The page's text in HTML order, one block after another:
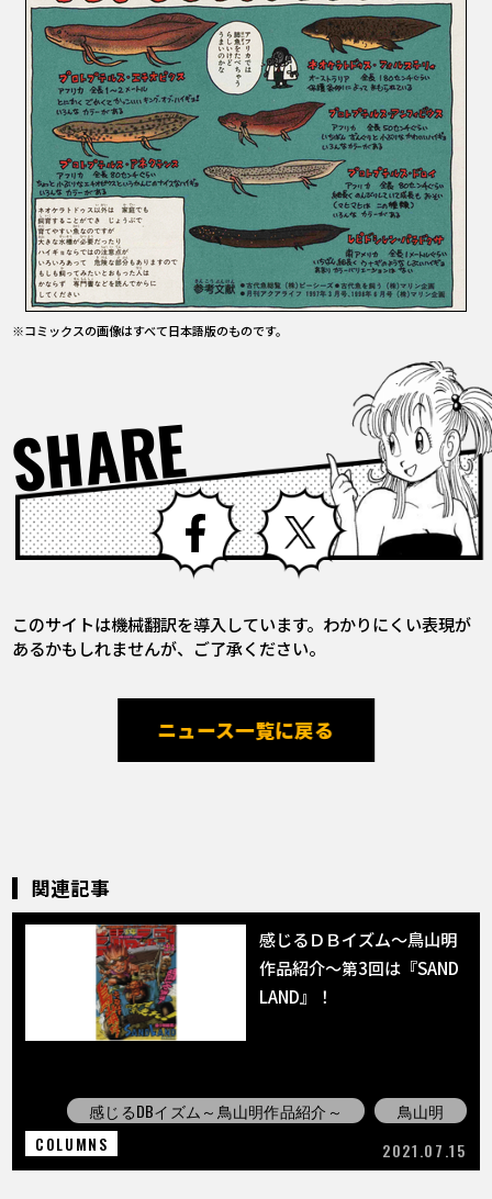
※コミックスの画像はすべて日本語版のものです。
SHARE Facebook X
このサイトは機械翻訳を導入しています。わかりにくい表現が
あるかもしれませんが、ご了承ください。
ニュース一覧に戻る
関連記事
感じるＤＢイズム～鳥山明
作品紹介～第3回は『SAND
LAND』！
感じるDBイズム～鳥山明作品紹介～
鳥山明
COLUMNS
2021.07.15